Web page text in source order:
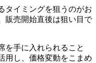
タイミングを狙うのがお
販売開始直後は狙い目で
を手に入れられること
用し、価格変動をこまめ